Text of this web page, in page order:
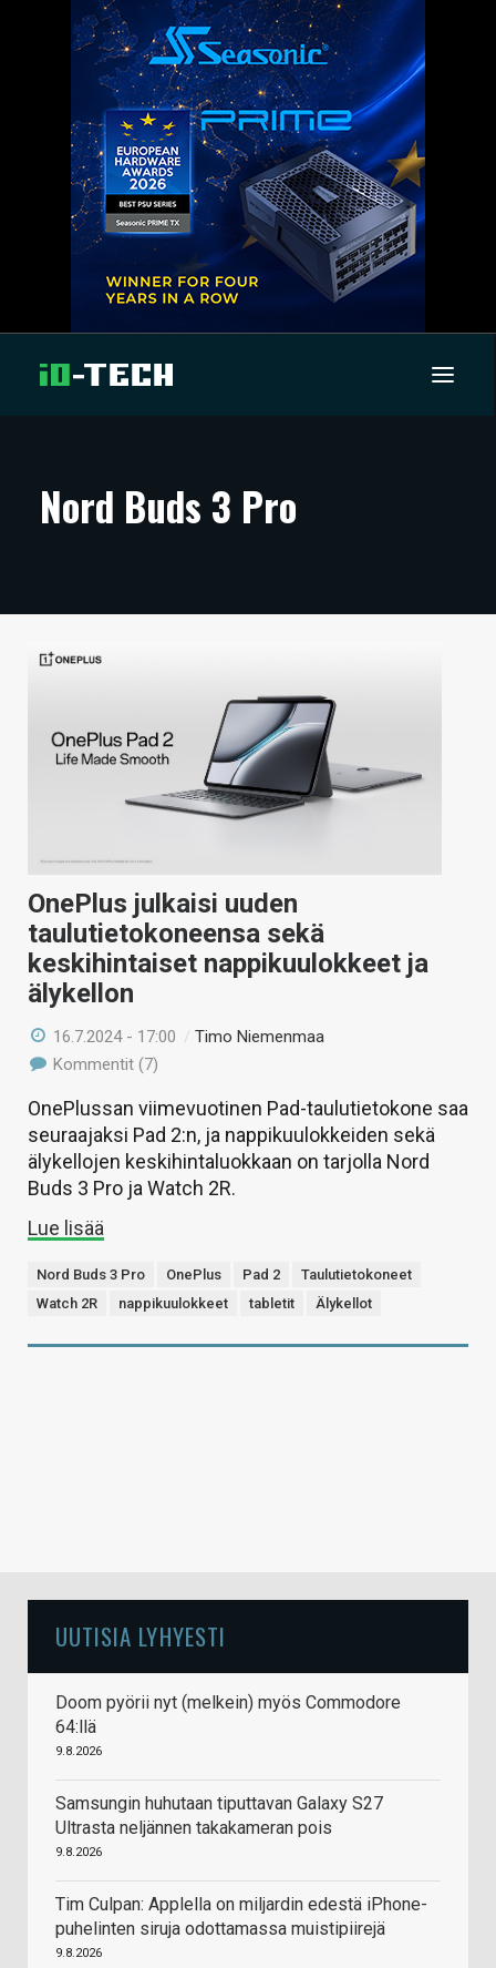
ARTIKKELIT
TECHBBS
TIETOA
KAUPPA
HAKU
Nord Buds 3 Pro
OnePlus julkaisi uuden
taulutietokoneensa sekä
keskihintaiset nappikuulokkeet ja
älykellon
16.7.2024 - 17:00 /Timo Niemenmaa
Kommentit (7)
OnePlussan viimevuotinen Pad-taulutietokone saa
seuraajaksi Pad 2:n, ja nappikuulokkeiden sekä
älykellojen keskihintaluokkaan on tarjolla Nord
Buds 3 Pro ja Watch 2R.
Lue lisää
Nord Buds 3 Pro OnePlus Pad 2
Taulutietokoneet
Watch 2R
nappikuulokkeet tabletit Älykellot
UUTISIA LYHYESTI
Doom pyörii nyt (melkein) myös Commodore
64:llä
9.8.2026
Samsungin huhutaan tiputtavan Galaxy S27
Ultrasta neljännen takakameran pois
9.8.2026
Tim Culpan: Applella on miljardin edestä iPhone-
puhelinten siruja odottamassa muistipiirejä
9.8.2026